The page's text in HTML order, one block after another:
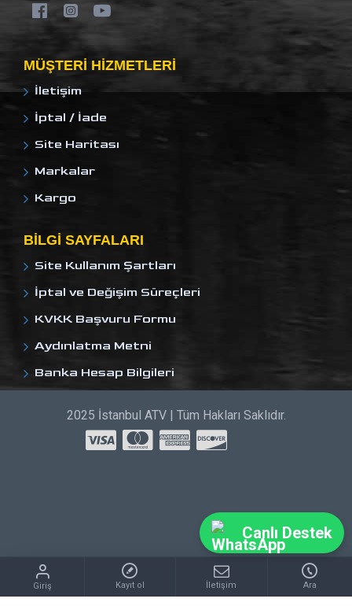
MÜŞTERI HIZMETLERI
İletişim
İptal / İade
Site Haritası
Markalar
Kargo
BILGI SAYFALARI
Site Kullanım Şartları
İptal ve Değişim Süreçleri
KVKK Başvuru Formu
Aydınlatma Metni
Banka Hesap Bilgileri
2025 İstanbul ATV | Tüm Hakları Saklıdır.
Giriş Kayıt ol İletişim Ara
Canlı Destek